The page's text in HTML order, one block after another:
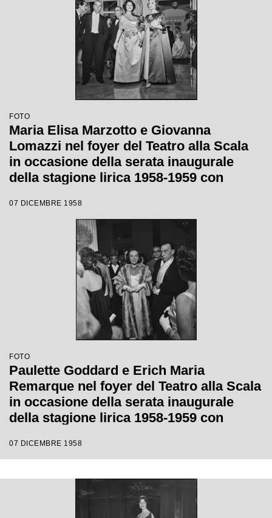
FOTO
Maria Elisa Marzotto e Giovanna
Lomazzi nel foyer del Teatro alla Scala
in occasione della serata inaugurale
della stagione lirica 1958-1959 con
diretta da Antonino Votto con la regia di
Margherita Wallmann
07 DICEMBRE 1958
FOTO
Paulette Goddard e Erich Maria
Remarque nel foyer del Teatro alla Scala
in occasione della serata inaugurale
della stagione lirica 1958-1959 con
diretta da Antonino Votto con la regia di
07 DICEMBRE 1958